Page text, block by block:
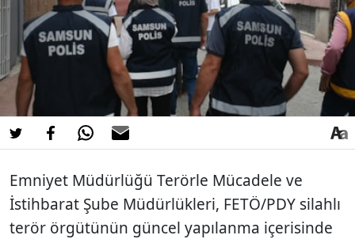
Emniyet Müdürlüğü Terörle Mücadele ve
İstihbarat Şube Müdürlükleri, FETÖ/PDY silahlı
terör örgütünün güncel yapılanma içerisinde